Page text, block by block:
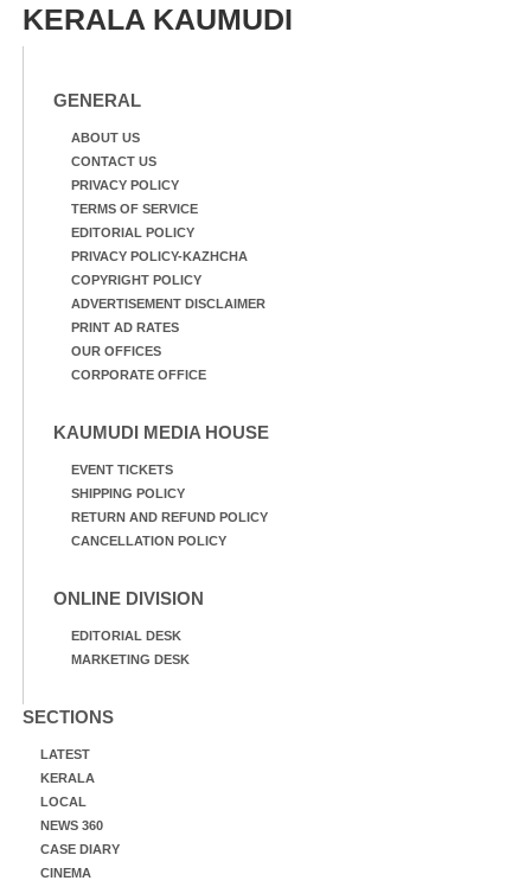
KERALA KAUMUDI
GENERAL
ABOUT US
CONTACT US
PRIVACY POLICY
TERMS OF SERVICE
EDITORIAL POLICY
PRIVACY POLICY-KAZHCHA
COPYRIGHT POLICY
ADVERTISEMENT DISCLAIMER
PRINT AD RATES
OUR OFFICES
CORPORATE OFFICE
KAUMUDI MEDIA HOUSE
EVENT TICKETS
SHIPPING POLICY
RETURN AND REFUND POLICY
CANCELLATION POLICY
ONLINE DIVISION
EDITORIAL DESK
MARKETING DESK
SECTIONS
LATEST
KERALA
LOCAL
NEWS 360
CASE DIARY
CINEMA